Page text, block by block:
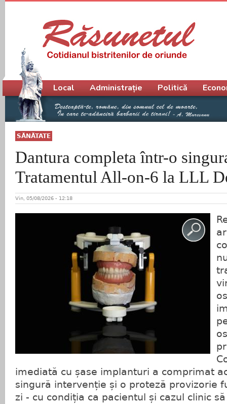
SĂNĂTATE
Dantura completa într-o
Tratamentul All-on-6 la LLL
Vin, 05/08/2026 - 12:18
imediată cu șase implanturi a comprimat
singură intervenție și o proteză provizorie
zi - cu condiția ca pacientul și cazul clinic
Meniu principal
Local Administrație Politică